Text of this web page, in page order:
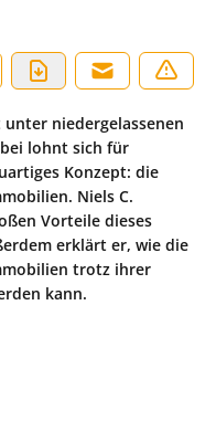
niedergelassenen
lohnt sich für
Konzept: die
Niels C.
Vorteile dieses
erklärt er, wie die
trotz ihrer
kann.